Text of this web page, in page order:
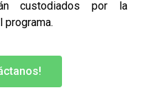
custodiados por la
programa.